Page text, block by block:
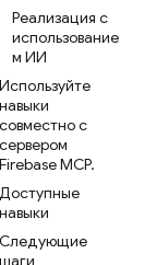
Реализация с
использование
м ИИ
Используйте
навыки
совместно с
сервером
Firebase MCP.
Доступные
навыки
Следующие
шаги